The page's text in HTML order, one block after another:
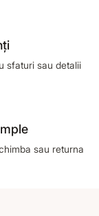
sfaturi sau detalii
sau returna